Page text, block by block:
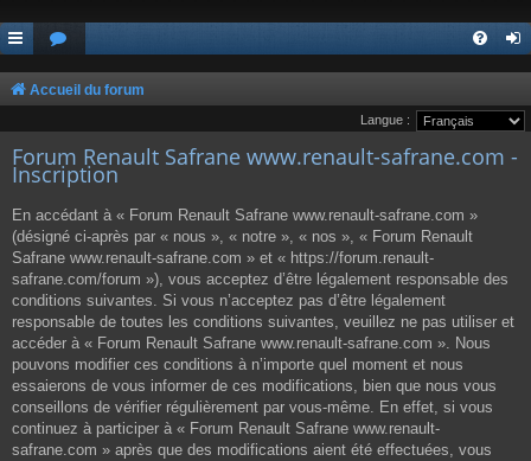
Accueil du forum
Langue :
Forum Renault Safrane www.renault-safrane.com -
Inscription
En accédant à « Forum Renault Safrane www.renault-safrane.com »
(désigné ci-après par « nous », « notre », « nos », « Forum Renault
Safrane www.renault-safrane.com » et « https://forum.renault-
safrane.com/forum »), vous acceptez d’être légalement responsable des
conditions suivantes. Si vous n’acceptez pas d’être légalement
responsable de toutes les conditions suivantes, veuillez ne pas utiliser et
accéder à « Forum Renault Safrane www.renault-safrane.com ». Nous
pouvons modifier ces conditions à n’importe quel moment et nous
essaierons de vous informer de ces modifications, bien que nous vous
conseillons de vérifier régulièrement par vous-même. En effet, si vous
continuez à participer à « Forum Renault Safrane www.renault-
safrane.com » après que des modifications aient été effectuées, vous